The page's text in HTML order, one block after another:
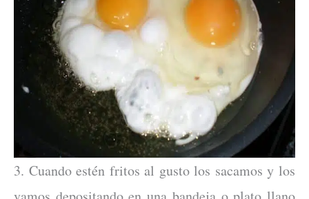
3. Cuando estén fritos al gusto los sacamos y los